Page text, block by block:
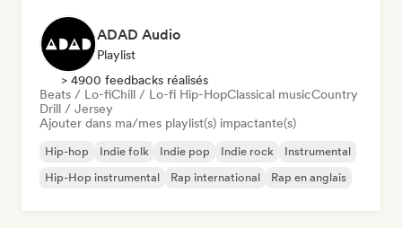
ADAD Audio
Playlist
> 4900 feedbacks réalisés
Beats / Lo-fiChill / Lo-fi Hip-HopClassical musicCountry
Drill / Jersey
Ajouter dans ma/mes playlist(s) impactante(s)
Hip-hop Indie folk Indie pop Indie rock
Instrumental
Hip-Hop instrumental
Rap international Rap en anglais